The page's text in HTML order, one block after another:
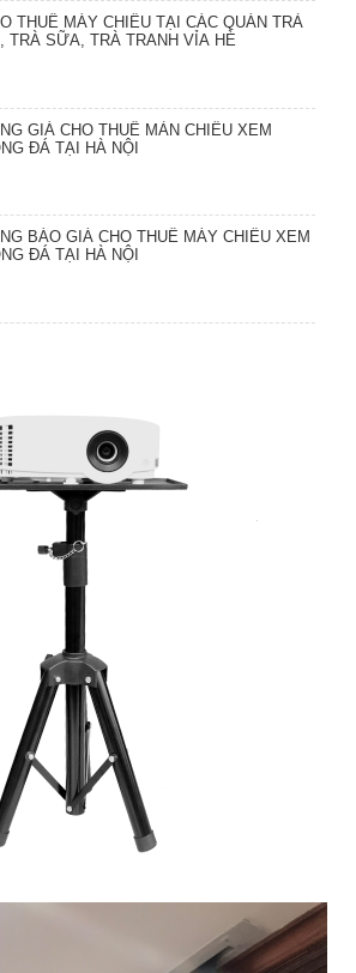
THUÊ MÁY CHIẾU TẠI CÁC QUÁN TRÀ
TRÀ SỮA, TRÀ TRANH VỈA HÈ
GIÁ CHO THUÊ MÀN CHIẾU XEM
ĐÁ TẠI HÀ NỘI
BÁO GIÁ CHO THUÊ MÁY CHIẾU XEM
ĐÁ TẠI HÀ NỘI